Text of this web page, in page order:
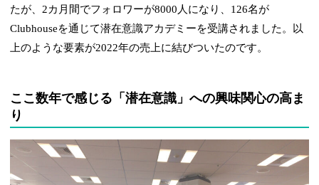
たが、2カ月間でフォロワーが8000人になり、126名が
Clubhouseを通じて潜在意識アカデミーを受講されました。以
上のような要素が2022年の売上に結びついたのです。
ここ数年で感じる「潜在意識」への興味関心の高ま
り